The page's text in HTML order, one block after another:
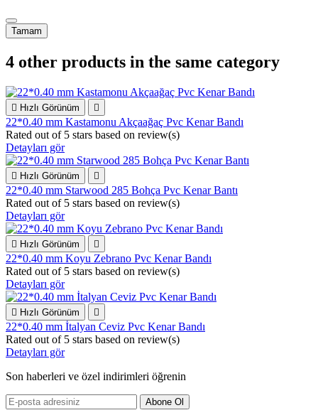
Tamam
4 other products in the same category
 Hızlı Görünüm 
22*0.40 mm Kastamonu Akçaağaç Pvc Kenar Bandı
Rated out of 5 stars based on review(s)
Detayları gör
 Hızlı Görünüm 
22*0.40 mm Starwood 285 Bohça Pvc Kenar Bantı
Rated out of 5 stars based on review(s)
Detayları gör
 Hızlı Görünüm 
22*0.40 mm Koyu Zebrano Pvc Kenar Bandı
Rated out of 5 stars based on review(s)
Detayları gör
 Hızlı Görünüm 
22*0.40 mm İtalyan Ceviz Pvc Kenar Bandı
Rated out of 5 stars based on review(s)
Detayları gör
Son haberleri ve özel indirimleri öğrenin